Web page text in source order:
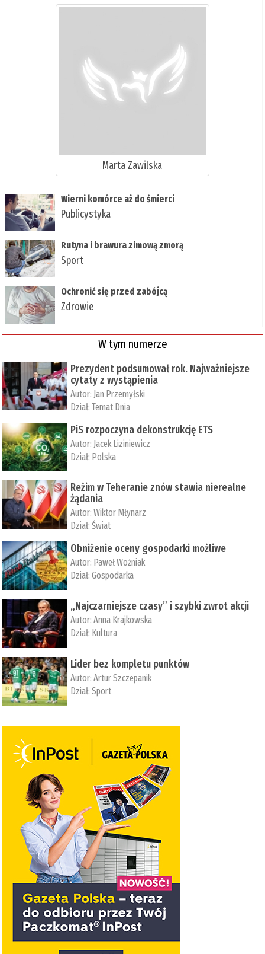
Marta Zawilska
Wierni komórce aż do śmierci
Publicystyka
Rutyna i brawura zimową zmorą
Sport
Ochronić się przed zabójcą
Zdrowie
W tym numerze
Prezydent podsumował rok. Najważniejsze
cytaty z wystąpienia
Autor: Jan Przemyłski
Dział:Temat Dnia
PiS rozpoczyna dekonstrukcję ETS
Autor: Jacek Liziniewicz
Dział: Polska
Reżim w Teheranie znów stawia nierealne
żądania
Autor:Wiktor Młynarz
Dział:Świat
Obniżenie oceny gospodarki możliwe
Autor: Paweł Woźniak
Dział:Gospodarka
„Najczarniejsze czasy” i szybki zwrot akcji
Autor:Anna Krajkowska
Dział: Kultura
Lider bez kompletu punktów
Autor:Artur Szczepanik
Dział:Sport